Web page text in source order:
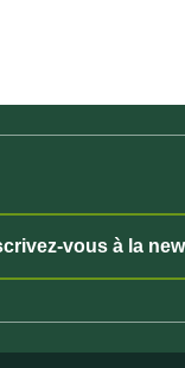
vous à la